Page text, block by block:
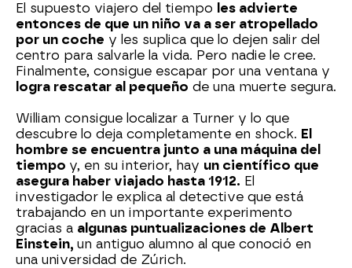
El supuesto viajero del tiempo les advierte
entonces de que un niño va a ser atropellado
por un coche y les suplica que lo dejen salir del
centro para salvarle la vida. Pero nadie le cree.
Finalmente, consigue escapar por una ventana y
logra rescatar al pequeño de una muerte segura.
William consigue localizar a Turner y lo que
descubre lo deja completamente en shock. El
hombre se encuentra junto a una máquina del
tiempo y, en su interior, hay un científico que
asegura haber viajado hasta 1912. El
investigador le explica al detective que está
trabajando en un importante experimento
gracias a algunas puntualizaciones de Albert
Einstein, un antiguo alumno al que conoció en
una universidad de Zúrich.